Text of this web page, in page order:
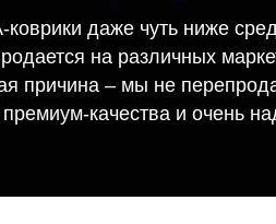
даже чуть ниже
на различных
причина – мы не
премиум-качества и очень